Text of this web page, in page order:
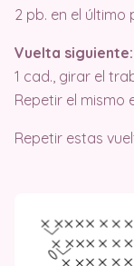
2 pb. en el último
Vuelta siguiente:
1 cad., girar el
Repetir el mismo
Repetir estas